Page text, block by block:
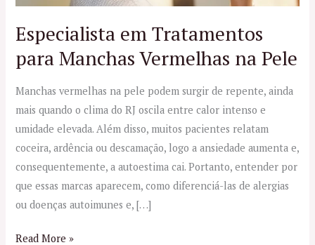
Especialista em Tratamentos
para Manchas Vermelhas na Pele
Manchas vermelhas na pele podem surgir de repente, ainda
mais quando o clima do RJ oscila entre calor intenso e
umidade elevada. Além disso, muitos pacientes relatam
coceira, ardência ou descamação, logo a ansiedade aumenta e,
consequentemente, a autoestima cai. Portanto, entender por
que essas marcas aparecem, como diferenciá-las de alergias
ou doenças autoimunes e, […]
Read More »